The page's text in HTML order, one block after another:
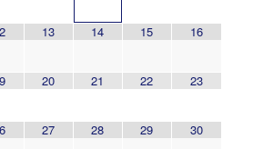
13 14 15 16
20 21 22 23
27 28 29 30